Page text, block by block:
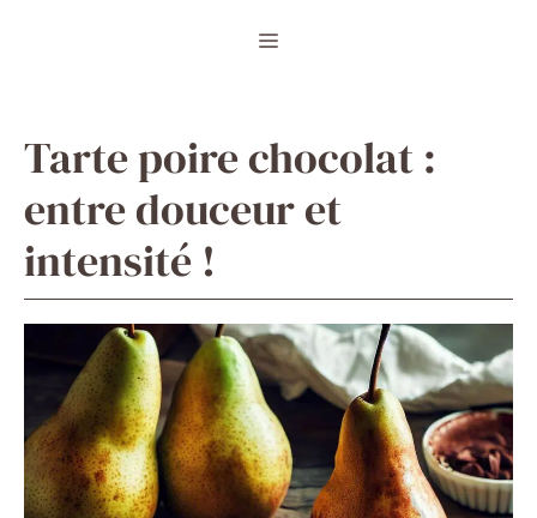
Menu
Tarte poire chocolat :
entre douceur et
intensité !